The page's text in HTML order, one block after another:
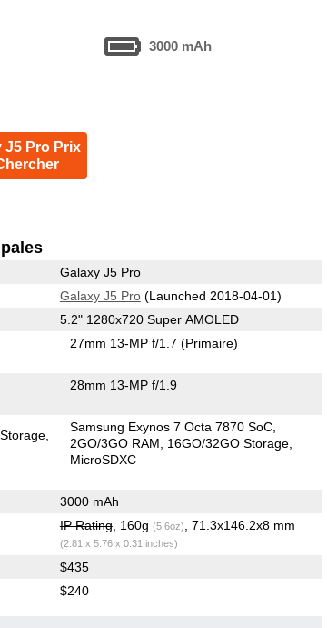
3000 mAh
J5 Pro Prix
Galaxy J5 Pro
Galaxy J5 Pro(Launched 2018-04-01)
5.2" 1280x720 Super AMOLED
27mm 13-MP f/1.7(Primaire)
28mm 13-MP f/1.9
Samsung Exynos 7 Octa 7870 SoC
2GO/3GO RAM
16GO/32GO Storage
MicroSDXC
3000 mAh
IP Rating, 160g (5.6oz) , 71.3x146.2x8 mm
(2.81 x 5.76 x 0.31 inches)
$435
$240